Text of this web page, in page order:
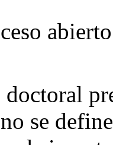
doctoral
se